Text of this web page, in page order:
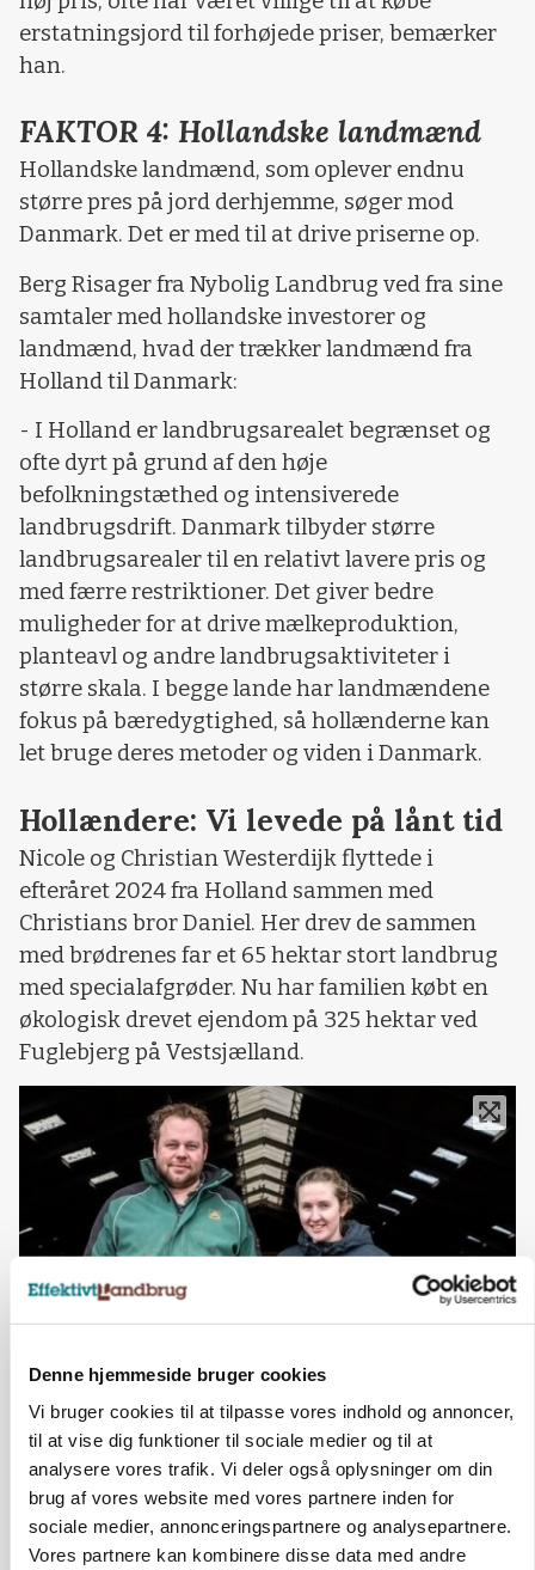
Denne hjemmeside bruger cookies
Vi bruger cookies til at tilpasse vores indhold og annoncer,
til at vise dig funktioner til sociale medier og til at
analysere vores trafik. Vi deler også oplysninger om din
brug af vores website med vores partnere inden for
sociale medier, annonceringspartnere og analysepartnere.
Vores partnere kan kombinere disse data med andre
erstatningsjord til forhøjede priser, bemærker
han.
FAKTOR 4: Hollandske landmænd
Hollandske landmænd, som oplever endnu
større pres på jord derhjemme, søger mod
Danmark. Det er med til at drive priserne op.
Berg Risager fra Nybolig Landbrug ved fra sine
samtaler med hollandske investorer og
landmænd, hvad der trækker landmænd fra
Holland til Danmark:
- I Holland er landbrugsarealet begrænset og
ofte dyrt på grund af den høje
befolkningstæthed og intensiverede
landbrugsdrift. Danmark tilbyder større
landbrugsarealer til en relativt lavere pris og
med færre restriktioner. Det giver bedre
muligheder for at drive mælkeproduktion,
planteavl og andre landbrugsaktiviteter i
større skala. I begge lande har landmændene
fokus på bæredygtighed, så hollænderne kan
let bruge deres metoder og viden i Danmark.
Hollændere: Vi levede på lånt tid
Nicole og Christian Westerdijk flyttede i
efteråret 2024 fra Holland sammen med
Christians bror Daniel. Her drev de sammen
med brødrenes far et 65 hektar stort landbrug
med specialafgrøder. Nu har familien købt en
økologisk drevet ejendom på 325 hektar ved
Fuglebjerg på Vestsjælland.
Christian og Nicole Westerdijk. Foto: Ulrik Larsen
- Landbruget i Holland er presset, så vi vidste,
at vi »levede på lånt tid«. Staten købte vores
ejendom for 150.000 euro pr. hektar, så vi havde
penge til at få en god start et andet sted, siger
Christian Westerdijk og fortsætter: